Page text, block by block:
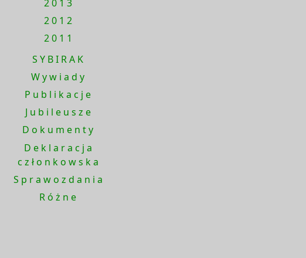
2013
2012
2011
SYBIRAK
Wywiady
Publikacje
Jubileusze
Dokumenty
Deklaracja
członkowska
Sprawozdania
Różne